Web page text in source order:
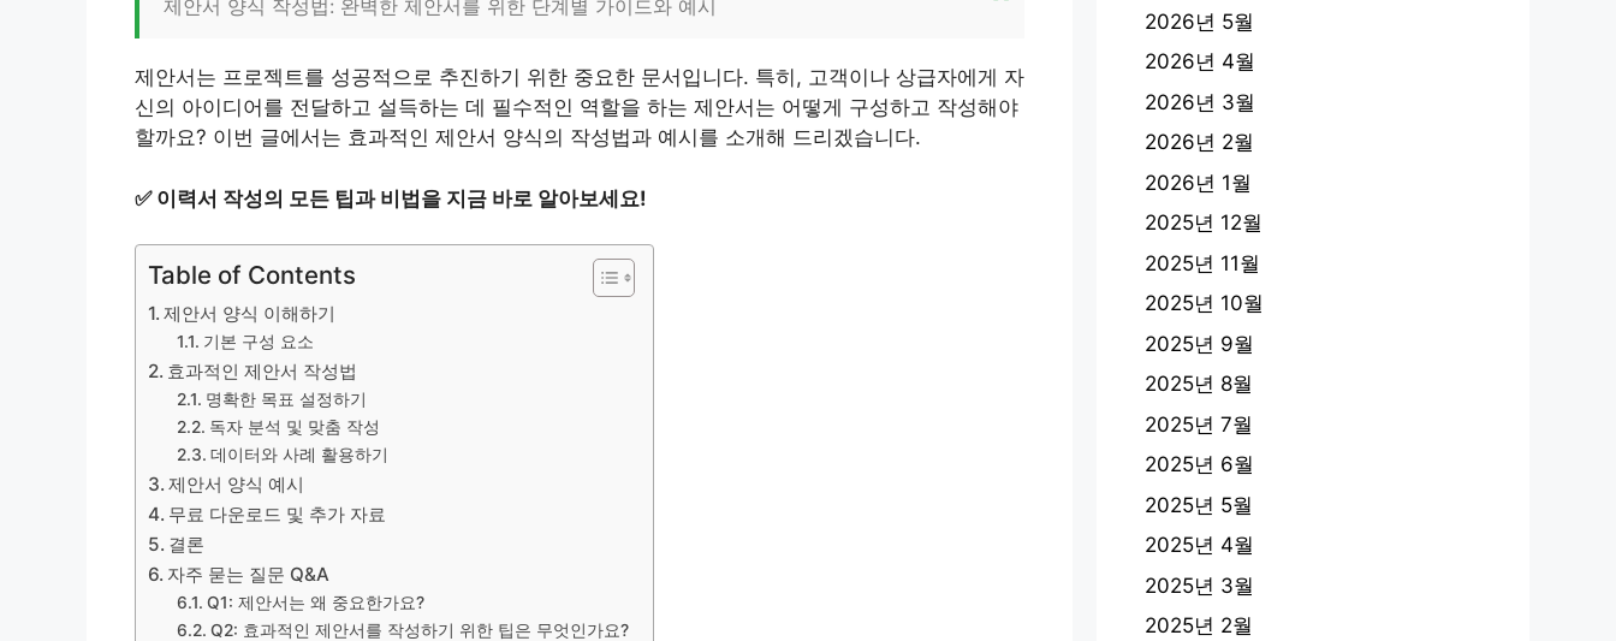
제안서 양식 작성법: 완벽한 제안서를 위한 단계별 가이드와 예시
제안서는 프로젝트를 성공적으로 추진하기 위한 중요한 문서입니다. 특히, 고객이나 상급자에게 자
신의 아이디어를 전달하고 설득하는 데 필수적인 역할을 하는 제안서는 어떻게 구성하고 작성해야
할까요? 이번 글에서는 효과적인 제안서 양식의 작성법과 예시를 소개해 드리겠습니다.
✅ 이력서 작성의 모든 팁과 비법을 지금 바로 알아보세요!
Table of Contents
제안서 양식 이해하기
기본 구성 요소
효과적인 제안서 작성법
명확한 목표 설정하기
독자 분석 및 맞춤 작성
데이터와 사례 활용하기
제안서 양식 예시
무료 다운로드 및 추가 자료
결론
자주 묻는 질문 Q&A
Q1: 제안서는 왜 중요한가요?
Q2: 효과적인 제안서를 작성하기 위한 팁은 무엇인가요?
2026년 5월
2026년 4월
2026년 3월
2026년 2월
2026년 1월
2025년 12월
2025년 11월
2025년 10월
2025년 9월
2025년 8월
2025년 7월
2025년 6월
2025년 5월
2025년 4월
2025년 3월
2025년 2월